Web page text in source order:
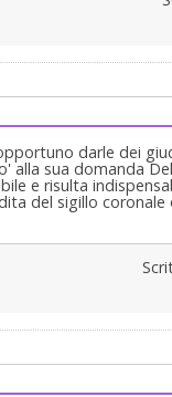
darle dei
alla sua domanda
e risulta
del sigillo